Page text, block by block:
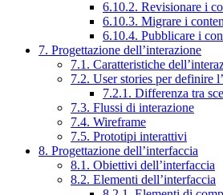
6.10.2. Revisionare i
6.10.3. Migrare i
6.10.4. Pubblicare i
7. Progettazione dell’interazione
7.1. Caratteristiche
7.2. User stories per definire
7.2.1. Differenza tra
7.3. Flussi di interazione
7.4. Wireframe
7.5. Prototipi interattivi
8. Progettazione dell’interfaccia
8.1. Obiettivi dell’interfaccia
8.2. Elementi dell’interfaccia